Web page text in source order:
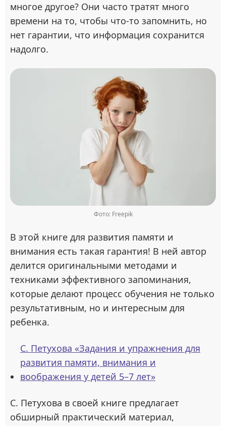
многое другое? Они часто тратят много
времени на то, чтобы что-то запомнить, но
нет гарантии, что информация сохранится
надолго.
Фото: Freepik
В этой книге для развития памяти и
внимания есть такая гарантия! В ней автор
делится оригинальными методами и
техниками эффективного запоминания,
которые делают процесс обучения не только
результативным, но и интересным для
ребенка.
С. Петухова «Задания и упражнения для
развития памяти, внимания и
воображения у детей 5–7 лет»
С. Петухова в своей книге предлагает
обширный практический материал,